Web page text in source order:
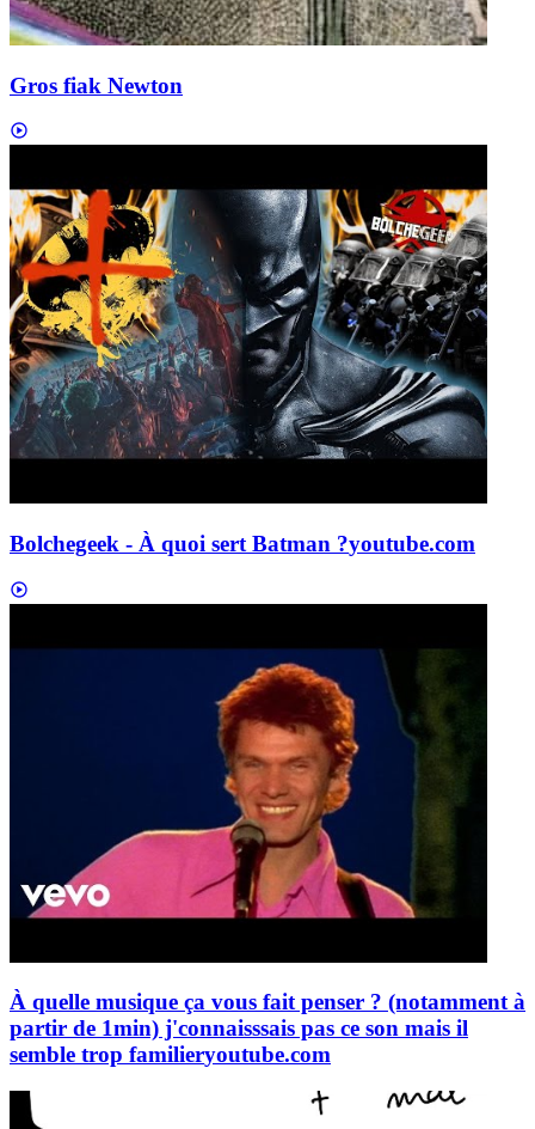
Gros fiak Newton
Bolchegeek - À quoi sert Batman ?youtube.com
À quelle musique ça vous fait penser ? (notamment à
partir de 1min) j'connaisssais pas ce son mais il
semble trop familieryoutube.com